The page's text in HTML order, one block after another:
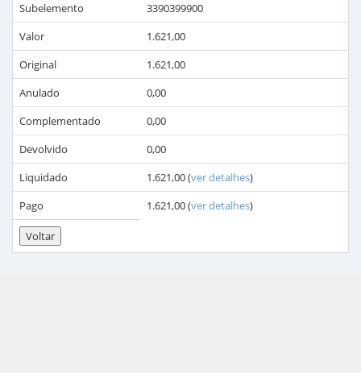
Subelemento
3390399900
Valor
1.621,00
Original
1.621,00
Anulado
0,00
Complementado
0,00
Devolvido
0,00
Liquidado
1.621,00(ver detalhes)
Pago
1.621,00(ver detalhes)